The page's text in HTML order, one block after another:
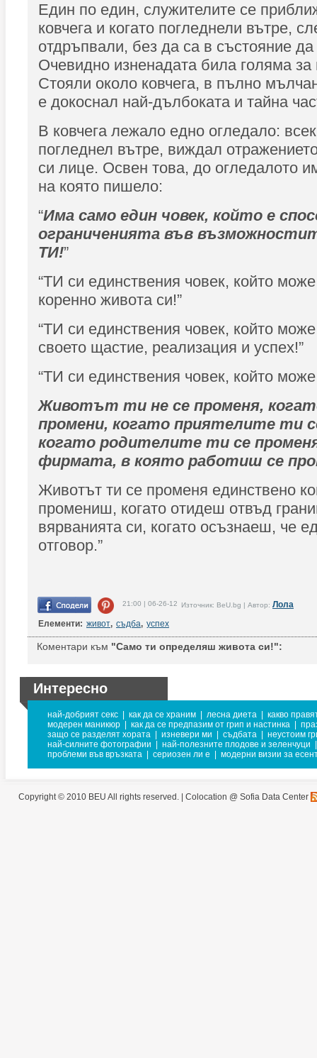
Един по един, служителите се
ковчега и когато погледнели вътре,
отдръпвали, без да са в състояние
Очевидно изненадата била голяма за
Стояли около ковчега, в пълно
е докоснал най-дълбоката и тайна
В ковчега лежало едно огледало:
погледнел вътре, виждал
си лице. Освен това, до огледалото
на която пишело:
“Има само един човек, който е
ограниченията във
ТИ!”
“ТИ си единствения човек, който
коренно живота си!”
“ТИ си единствения човек, който
своето щастие, реализация и успех!”
“ТИ си единствения човек, който
Животът ти не се променя,
промени, когато приятелите ти
когато родителите ти се
фирмата, в която работиш се
Животът ти се променя единствено
промениш, когато отидеш отвъд
вярванията си, когато осъзнаеш, че
отговор.”
21:00 | 06-26-12 Източник: BeU.bg | Автор: Лола
Елементи: живот, съдба, успех
Коментари към "Само ти определяш живота си!":
Интересно
най-добрият секс как да се храним лесна диета
какво
модерен маникюр
как да се предпазим от грип и настинка
защо се разделят хората
изневери ми съдбата
неустоим
най-силните фотографии
най-полезните плодове и зеленчуци
проблеми във връзката
сериозен ли е модерни визии за
Copyright © 2010 BEU All rights reserved. | Colocation @ Sofia Data Center